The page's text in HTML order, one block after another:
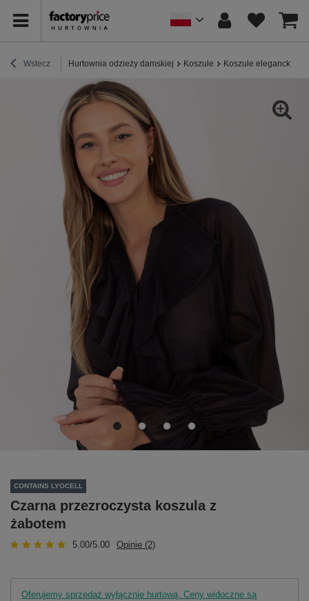
Wstecz Hurtownia odzieży damskiej Koszule Koszule eleganckie
CONTAINS LYOCELL
Czarna przezroczysta koszula z
żabotem
5.00/5.00 Opinie (2)
Oferujemy sprzedaż wyłącznie hurtową. Ceny widoczne są